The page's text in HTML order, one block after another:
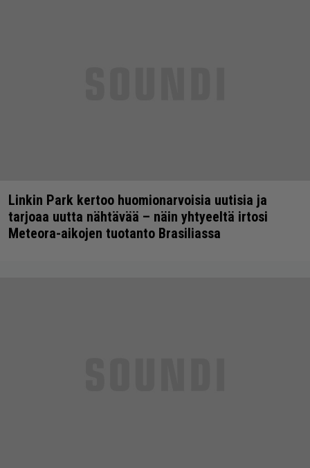
Linkin Park kertoo huomionarvoisia uutisia ja
tarjoaa uutta nähtävää – näin yhtyeeltä irtosi
Meteora-aikojen tuotanto Brasiliassa